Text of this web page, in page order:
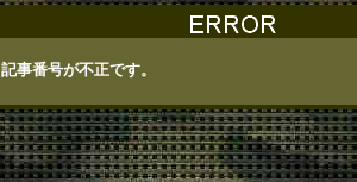
記事番号が不正です。